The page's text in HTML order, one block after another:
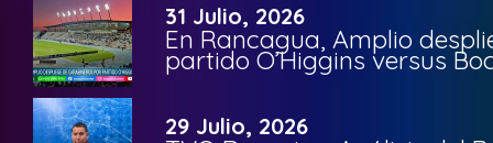
31 Julio, 2026
En Rancagua, Amplio
partido O’Higgins versus
29 Julio, 2026